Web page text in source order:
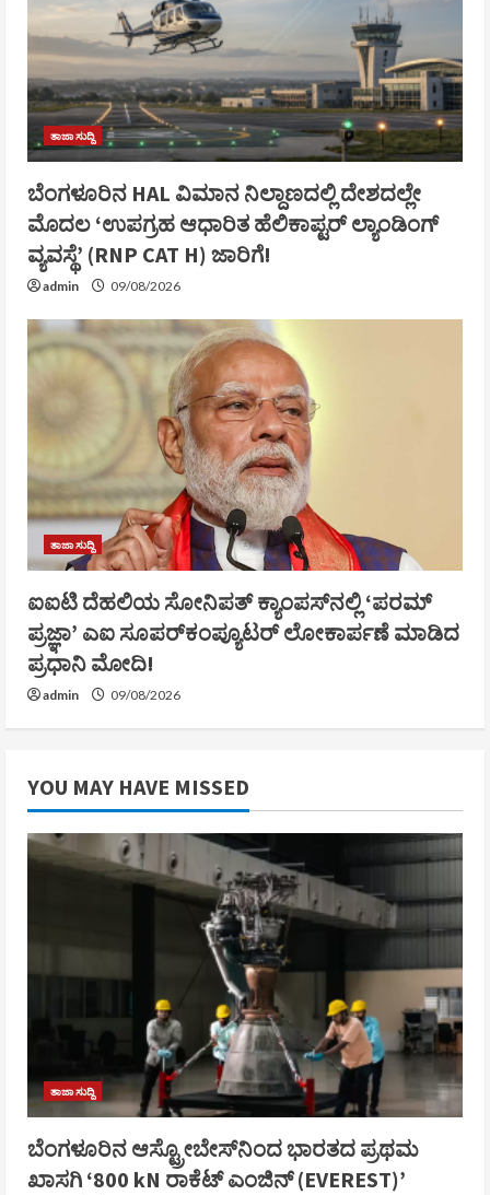
ತಾಜಾ ಸುದ್ದಿ
ಬೆಂಗಳೂರಿನ HAL ವಿಮಾನ ನಿಲ್ದಾಣದಲ್ಲಿ ದೇಶದಲ್ಲೇ
ಮೊದಲ ‘ಉಪಗ್ರಹ ಆಧಾರಿತ ಹೆಲಿಕಾಪ್ಟರ್ ಲ್ಯಾಂಡಿಂಗ್
ವ್ಯವಸ್ಥೆ’ (RNP CAT H) ಜಾರಿಗೆ!
admin 09/08/2026
ತಾಜಾ ಸುದ್ದಿ
ಐಐಟಿ ದೆಹಲಿಯ ಸೋನಿಪತ್ ಕ್ಯಾಂಪಸ್‌ನಲ್ಲಿ ‘ಪರಮ್
ಪ್ರಜ್ಞಾ’ ಎಐ ಸೂಪರ್‌ಕಂಪ್ಯೂಟರ್ ಲೋಕಾರ್ಪಣೆ ಮಾಡಿದ
ಪ್ರಧಾನಿ ಮೋದಿ!
admin 09/08/2026
YOU MAY HAVE MISSED
ತಾಜಾ ಸುದ್ದಿ
ಬೆಂಗಳೂರಿನ ಆಸ್ಟ್ರೋಬೇಸ್‌ನಿಂದ ಭಾರತದ ಪ್ರಥಮ
ಖಾಸಗಿ ‘800 kN ರಾಕೆಟ್ ಎಂಜಿನ್ (EVEREST)’